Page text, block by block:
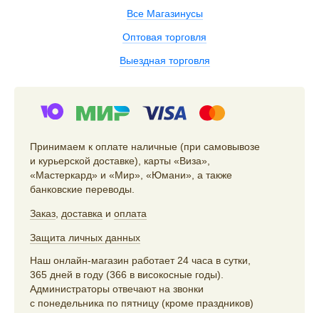
Все Магазинусы
Оптовая торговля
Выездная торговля
Принимаем к оплате наличные (при самовывозе
и курьерской доставке), карты «Виза»,
«Мастеркард» и «Мир», «Юмани», а также
банковские переводы.
Заказ доставка и оплата
Защита личных данных
Наш онлайн-магазин работает 24 часа в сутки,
365 дней в году (366 в високосные годы).
Администраторы отвечают на звонки
с понедельника по пятницу (кроме праздников)